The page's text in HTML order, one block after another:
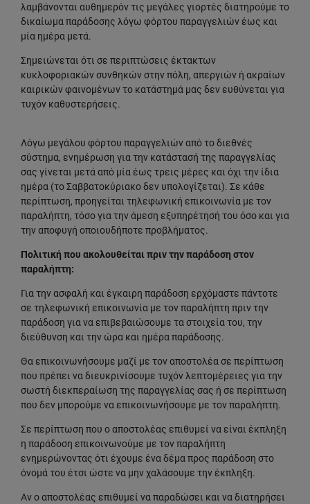
λαμβάνονται αυθημερόν τις μεγάλες γιορτές διατηρούμε το
δικαίωμα παράδοσης λόγω φόρτου παραγγελιών έως και
μία ημέρα μετά.
Σημειώνεται ότι σε περιπτώσεις έκτακτων
κυκλοφοριακών συνθηκών στην πόλη, απεργιών ή ακραίων
καιρικών φαινομένων το κατάστημά μας δεν ευθύνεται για
τυχόν καθυστερήσεις.
Λόγω μεγάλου φόρτου παραγγελιών από το διεθνές
σύστημα, ενημέρωση για την κατάστασή της παραγγελίας
σας γίνεται μετά από μία έως τρεις μέρες και όχι την ίδια
ημέρα (το Σαββατοκύριακο δεν υπολογίζεται). Σε κάθε
περίπτωση, προηγείται τηλεφωνική επικοινωνία με τον
παραλήπτη, τόσο για την άμεση εξυπηρέτησή του όσο και για
την αποφυγή οποιουδήποτε προβλήματος.
Πολιτική που ακολουθείται πριν την παράδοση στον
παραλήπτη:
Για την ασφαλή και έγκαιρη παράδοση ερχόμαστε πάντοτε
σε τηλεφωνική επικοινωνία με τον παραλήπτη πριν την
παράδοση για να επιβεβαιώσουμε τα στοιχεία του, την
διεύθυνση και την ώρα και ημέρα παράδοσης.
Θα επικοινωνήσουμε μαζί με τον αποστολέα σε περίπτωση
που πρέπει να διευκρινίσουμε τυχόν λεπτομέρειες για την
σωστή διεκπεραίωση της παραγγελίας σας ή σε περίπτωση
που δεν μπορούμε να επικοινωνήσουμε με τον παραλήπτη.
Σε περίπτωση που ο αποστολέας επιθυμεί να είναι έκπληξη
η παράδοση επικοινωνούμε με τον παραλήπτη
ενημερώνοντας ότι έχουμε ένα δέμα προς παράδοση στο
όνομά του έτσι ώστε να μην χαλάσουμε την έκπληξη.
Αν ο αποστολέας επιθυμεί να παραδώσει και να διατηρήσει